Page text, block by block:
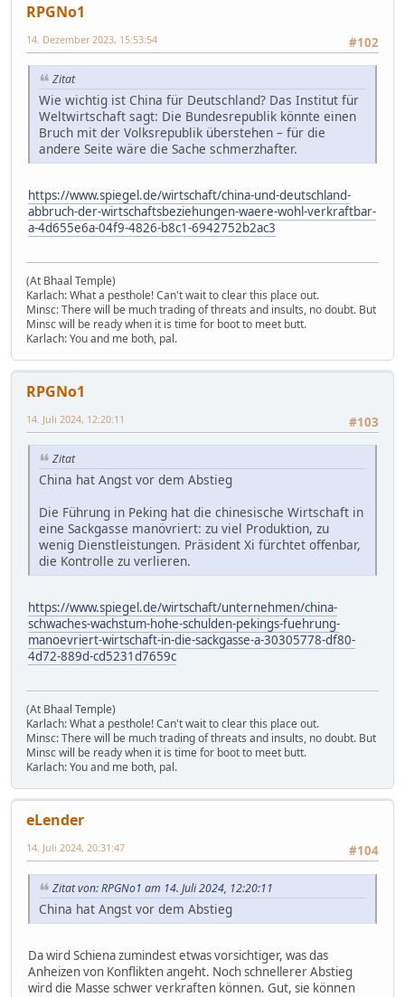
RPGNo1
#102
14. Dezember 2023, 15:53:54
Zitat
Wie wichtig ist China für Deutschland? Das Institut für
Weltwirtschaft sagt: Die Bundesrepublik könnte einen
Bruch mit der Volksrepublik überstehen – für die
andere Seite wäre die Sache schmerzhafter.
https://www.spiegel.de/wirtschaft/china-und-deutschland-
abbruch-der-wirtschaftsbeziehungen-waere-wohl-verkraftbar-
a-4d655e6a-04f9-4826-b8c1-6942752b2ac3
(At Bhaal Temple)
Karlach: What a pesthole! Can't wait to clear this place out.
Minsc: There will be much trading of threats and insults, no doubt. But
Minsc will be ready when it is time for boot to meet butt.
Karlach: You and me both, pal.
RPGNo1
#103
14. Juli 2024, 12:20:11
Zitat
China hat Angst vor dem Abstieg
Die Führung in Peking hat die chinesische Wirtschaft in
eine Sackgasse manövriert: zu viel Produktion, zu
wenig Dienstleistungen. Präsident Xi fürchtet offenbar,
die Kontrolle zu verlieren.
https://www.spiegel.de/wirtschaft/unternehmen/china-
schwaches-wachstum-hohe-schulden-pekings-fuehrung-
manoevriert-wirtschaft-in-die-sackgasse-a-30305778-df80-
4d72-889d-cd5231d7659c
(At Bhaal Temple)
Karlach: What a pesthole! Can't wait to clear this place out.
Minsc: There will be much trading of threats and insults, no doubt. But
Minsc will be ready when it is time for boot to meet butt.
Karlach: You and me both, pal.
eLender
#104
14. Juli 2024, 20:31:47
Zitat von: RPGNo1 am 14. Juli 2024, 12:20:11
China hat Angst vor dem Abstieg
Da wird Schiena zumindest etwas vorsichtiger, was das
Anheizen von Konflikten angeht. Noch schnellerer Abstieg
wird die Masse schwer verkraften können. Gut, sie können